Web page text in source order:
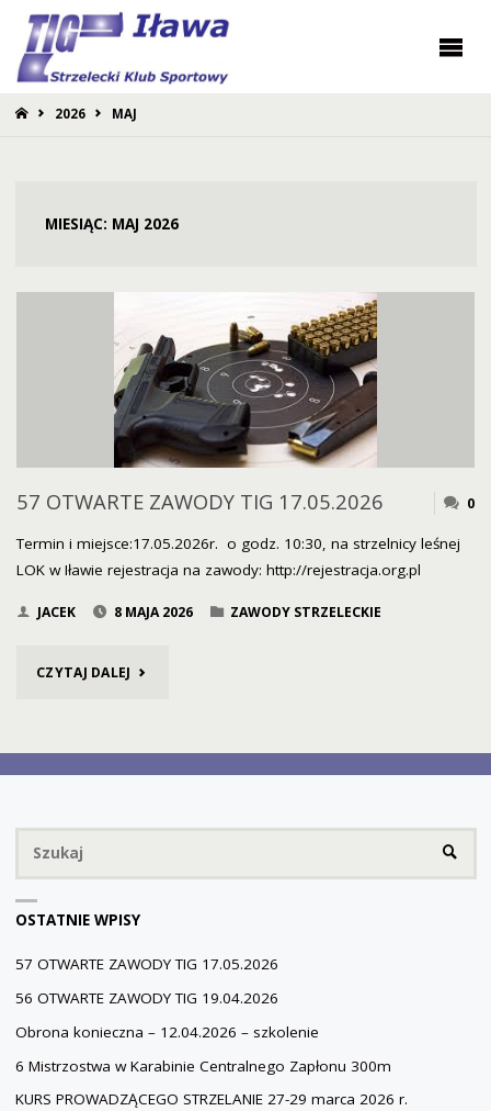
STRONA
2026 MAJ
MIESIĄC: MAJ 2026
57 OTWARTE ZAWODY TIG 17.05.2026 0
Termin i miejsce:17.05.2026r. o godz. 10:30, na strzelnicy leśnej
LOK w Iławie rejestracja na zawody: http://rejestracja.org.pl
JACEK 8 MAJA 2026 ZAWODY STRZELECKIE
CZYTAJ DALEJ "57
ZAWODY
OSTATNIE WPISY
57 OTWARTE ZAWODY TIG 17.05.2026
56 OTWARTE ZAWODY TIG 19.04.2026
Obrona konieczna – 12.04.2026 – szkolenie
6 Mistrzostwa w Karabinie Centralnego Zapłonu 300m
KURS PROWADZĄCEGO STRZELANIE 27-29 marca 2026 r.